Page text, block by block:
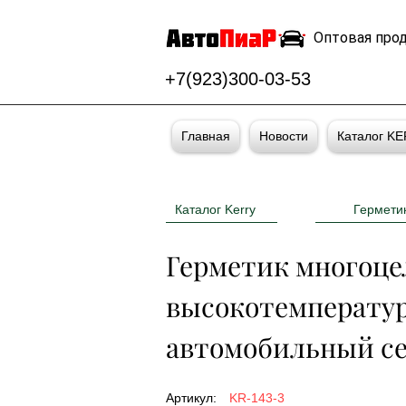
Оптовая
+7(923)300-03-53
Главная Новости Каталог
Каталог Kerry
Герметик
автомобильный
Артикул: KR-143-3